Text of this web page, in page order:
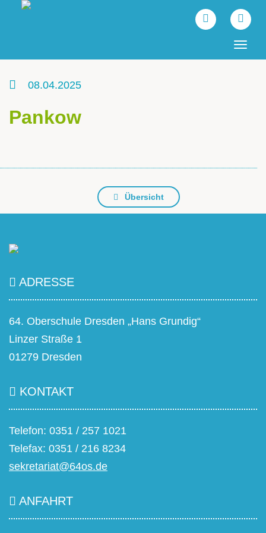
08.04.2025
Pankow
Übersicht
ADRESSE
64. Oberschule Dresden „Hans Grundig“
Linzer Straße 1
01279 Dresden
KONTAKT
Telefon: 0351 / 257 1021
Telefax: 0351 / 216 8234
sekretariat@64os.de
ANFAHRT